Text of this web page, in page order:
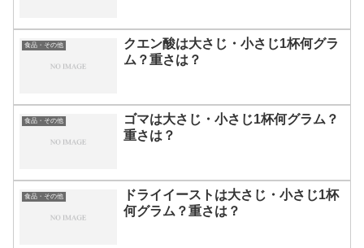
食品・その他
クエン酸は大さじ・小さじ1杯何グラ
ム？重さは？
食品・その他
ゴマは大さじ・小さじ1杯何グラム？
重さは？
食品・その他
ドライイーストは大さじ・小さじ1杯
何グラム？重さは？